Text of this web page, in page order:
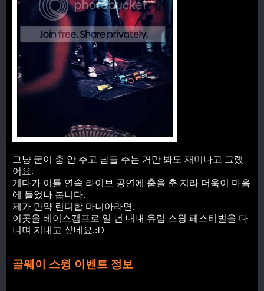
그냥 굳이 춤 안 추고 남들 추는 거만 봐도 재미나고 그랬
어요.
게다가 이틀 연속 라이브 공연에 춤을 춘 지라 더욱이 마음
에 들었나 봅니다.
제가 만약 린디합 마니아라면.
이곳을 베이스캠프로 일 년 내내 유럽 스윙 페스티벌을 다
니며 지내고 싶네요.:D
골웨이 스윙 이벤트 정보